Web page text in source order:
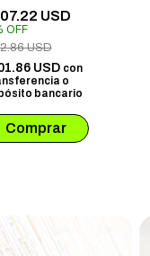
USD
OFF
USD
USD con
o
bancario